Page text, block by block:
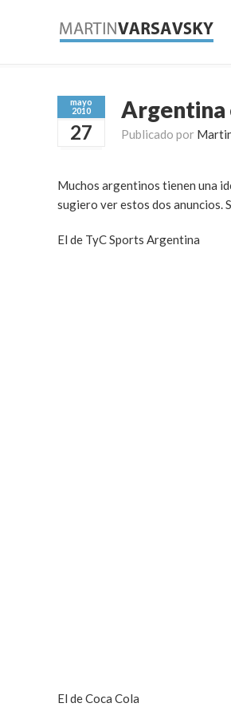
mayo
2010
27
Argentina
Publicado por
Muchos argentinos tienen una
sugiero ver estos dos anuncios.
El de TyC Sports Argentina
El de Coca Cola